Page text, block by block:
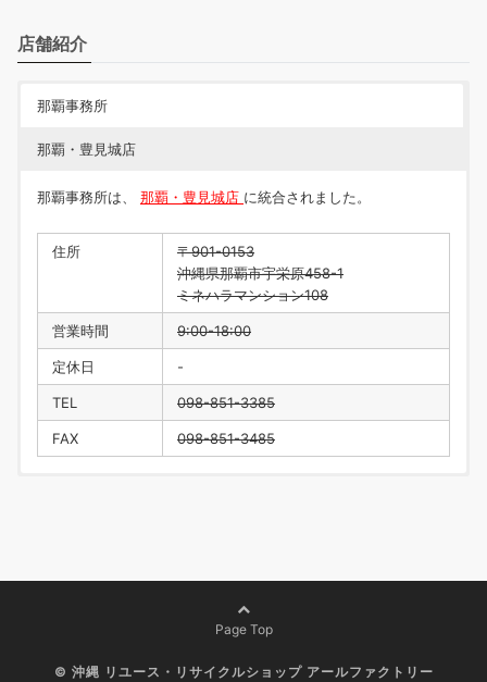
店舗紹介
那覇事務所
那覇・豊見城店
那覇事務所は、 那覇・豊見城店 に統合されました。
住所
〒901-0153
沖縄県那覇市宇栄原458-1
ミネハラマンション108
営業時間 9:00-18:00
定休日 -
TEL 098-851-3385
FAX 098-851-3485
定休日 水曜日・年末年始
098-996-1916
Page Top
© 沖縄 リユース・リサイクルショップ アールファクトリー